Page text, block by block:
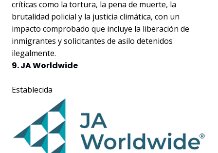
críticas como la tortura, la pena de muerte, la
brutalidad policial y la justicia climática, con un
impacto comprobado que incluye la liberación de
inmigrantes y solicitantes de asilo detenidos
ilegalmente.
9. JA Worldwide
Establecida